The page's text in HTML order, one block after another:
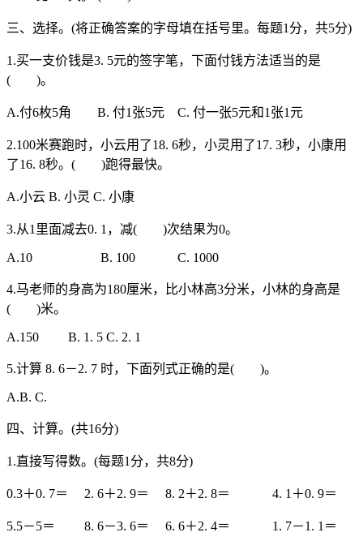
三、选择。(将正确答案的字母填在括号里。每题1分，共5分)
1.买一支价钱是3. 5元的签字笔，下面付钱方法适当的是
( )。
A.付6枚5角 B. 付1张5元 C. 付一张5元和1张1元
2.100米赛跑时，小云用了18. 6秒，小灵用了17. 3秒，小康用
了16. 8秒。( )跑得最快。
A.小云 B. 小灵 C. 小康
3.从1里面减去0. 1，减( )次结果为0。
A.10 B. 100 C. 1000
4.马老师的身高为180厘米，比小林高3分米，小林的身高是
( )米。
A.150 B. 1. 5 C. 2. 1
5.计算 8. 6－2. 7 时，下面列式正确的是( )。
A.B. C.
四、计算。(共16分)
1.直接写得数。(每题1分，共8分)
0.3＋0. 7＝ 2. 6＋2. 9＝ 8. 2＋2. 8＝ 4. 1＋0. 9＝
5.5－5＝ 8. 6－3. 6＝ 6. 6＋2. 4＝ 1. 7－1. 1＝